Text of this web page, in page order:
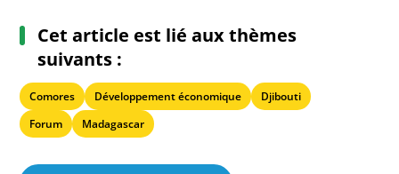
Cet article est lié aux thèmes
suivants :
Comores Développement économique
Djibouti
Forum
Madagascar